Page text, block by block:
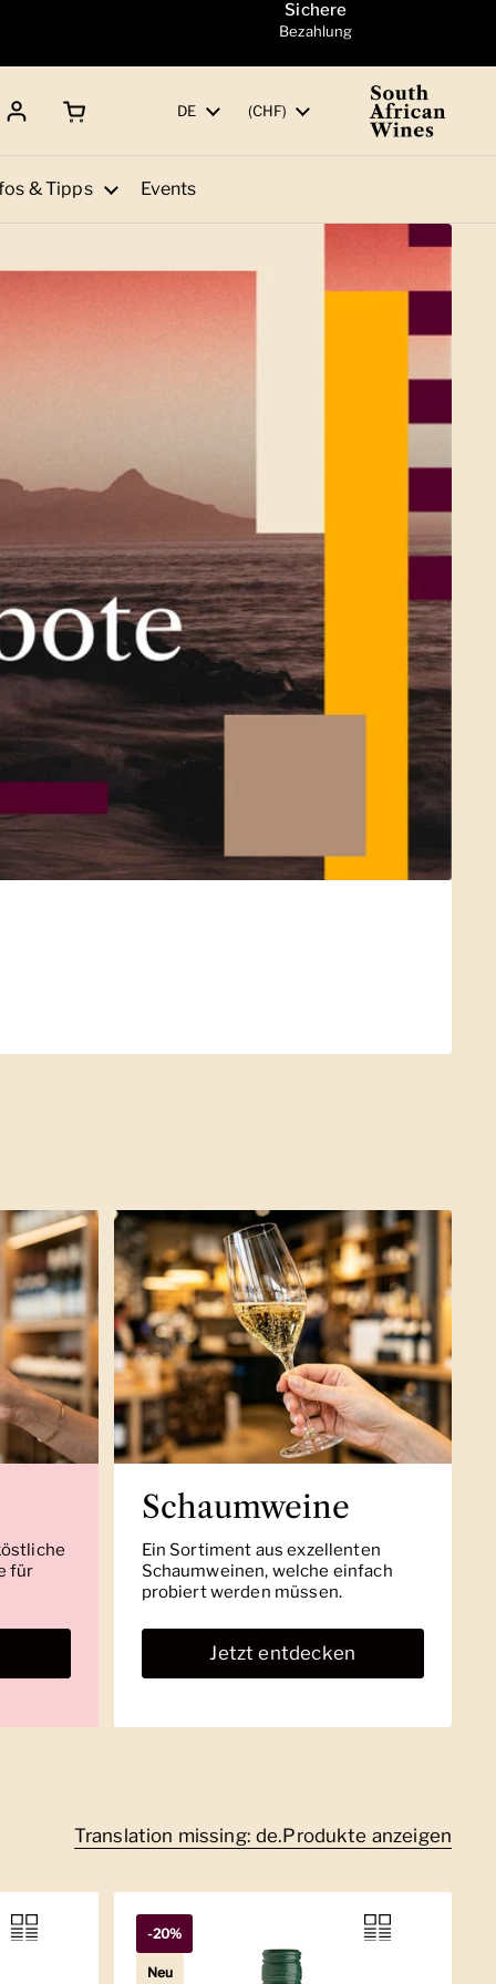
Sichere
Bezahlung
Sprache
DE Land/Region
(CHF)
& Tipps Events
für
Schaumweine
Ein Sortiment aus exzellenten
Schaumweinen, welche einfach
probiert werden müssen.
Jetzt entdecken
Translation missing: de.Produkte anzeigen
-20%
Neu